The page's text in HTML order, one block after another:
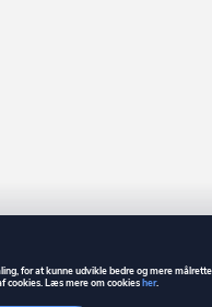
for at kunne udvikle bedre og mere
cookies. Læs mere om cookiesher.